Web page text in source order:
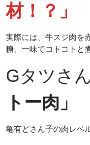
材！？」
実際には、牛スジ肉を
糖、一味でコトコトと
Gタツさ
トー肉」
亀有どさん子の肉レベ